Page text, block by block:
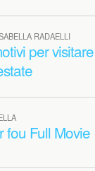
RADAELLI
per visitare
fou Full Movie